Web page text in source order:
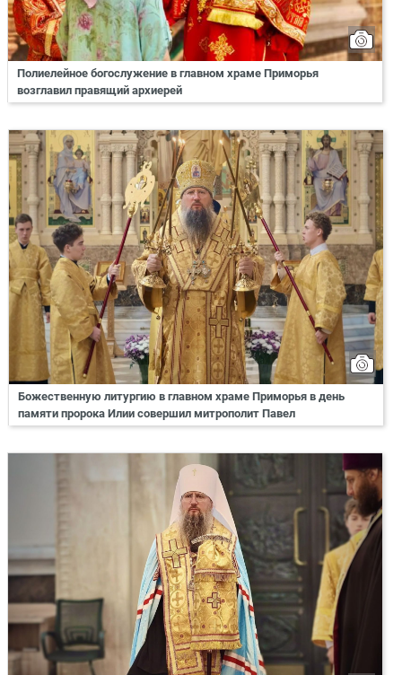
Полиелейное богослужение в главном храме Приморья
возглавил правящий архиерей
Божественную литургию в главном храме Приморья в день
памяти пророка Илии совершил митрополит Павел